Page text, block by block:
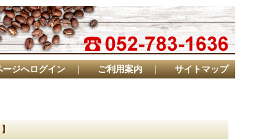
ージへログイン ｜ ご利用案内 ｜ サイトマップ